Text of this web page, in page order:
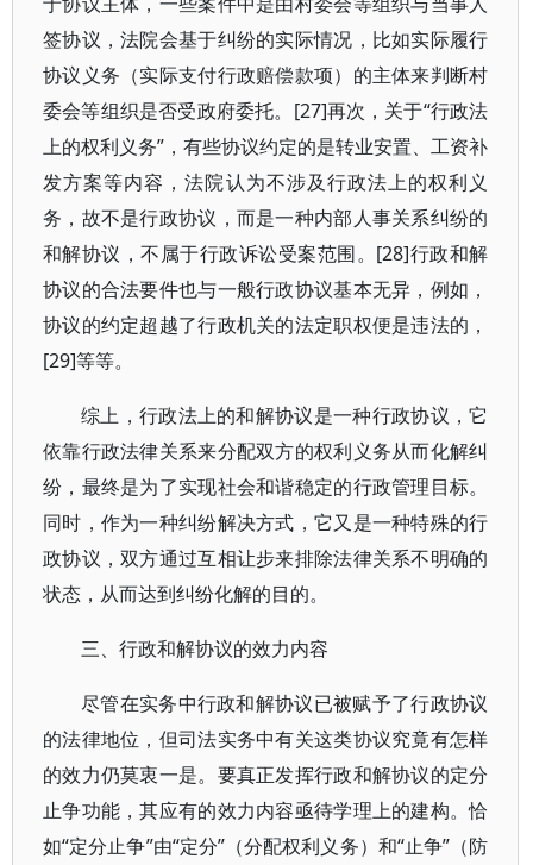
签协议，法院会基于纠纷的实际情况，比如实际履行
协议义务（实际支付行政赔偿款项）的主体来判断村
委会等组织是否受政府委托。[27]再次，关于“行政法
上的权利义务”，有些协议约定的是转业安置、工资补
发方案等内容，法院认为不涉及行政法上的权利义
务，故不是行政协议，而是一种内部人事关系纠纷的
和解协议，不属于行政诉讼受案范围。[28]行政和解
协议的合法要件也与一般行政协议基本无异，例如，
协议的约定超越了行政机关的法定职权便是违法的，
[29]等等。
综上，行政法上的和解协议是一种行政协议，它
依靠行政法律关系来分配双方的权利义务从而化解纠
纷，最终是为了实现社会和谐稳定的行政管理目标。
同时，作为一种纠纷解决方式，它又是一种特殊的行
政协议，双方通过互相让步来排除法律关系不明确的
状态，从而达到纠纷化解的目的。
三、行政和解协议的效力内容
尽管在实务中行政和解协议已被赋予了行政协议
的法律地位，但司法实务中有关这类协议究竟有怎样
的效力仍莫衷一是。要真正发挥行政和解协议的定分
止争功能，其应有的效力内容亟待学理上的建构。恰
如“定分止争”由“定分”（分配权利义务）和“止争”（防